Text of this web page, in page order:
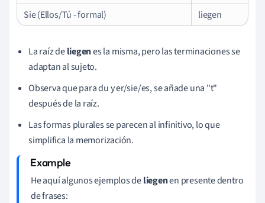
Sie (Ellos/Tú - formal)
liegen
La raíz deliegenes la misma, pero las terminaciones se
adaptan al sujeto.
Observa que para du y er/sie/es, se añade una "t"
después de la raíz.
Las formas plurales se parecen al infinitivo, lo que
simplifica la memorización.
He aquí algunos ejemplos deliegenen presente dentro
de frases: